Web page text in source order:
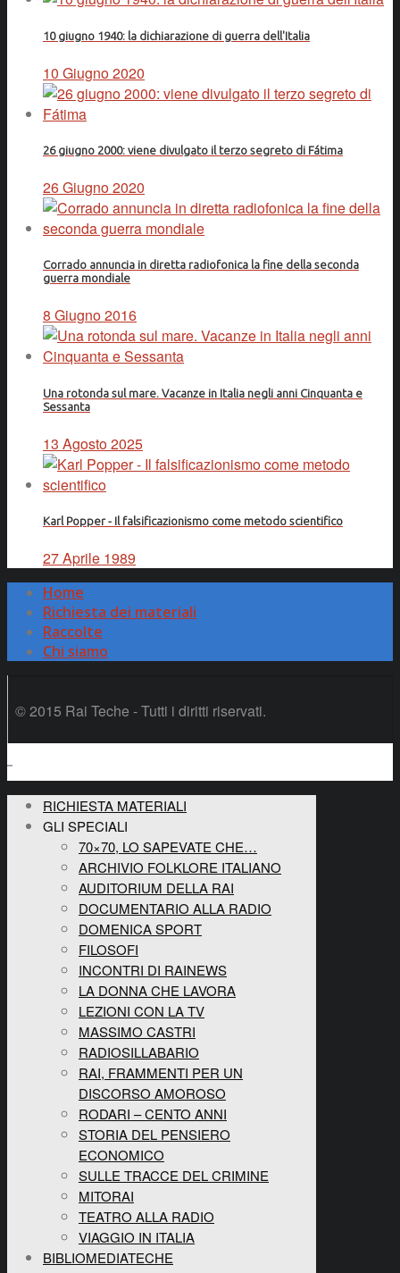
10 giugno 1940: la dichiarazione di guerra dell'Italia
10 Giugno 2020
26 giugno 2000: viene divulgato il terzo segreto di Fátima
26 Giugno 2020
Corrado annuncia in diretta radiofonica la fine della seconda
guerra mondiale
8 Giugno 2016
Una rotonda sul mare. Vacanze in Italia negli anni Cinquanta e
Sessanta
13 Agosto 2025
Karl Popper - Il falsificazionismo come metodo scientifico
27 Aprile 1989
Home
Richiesta dei materiali
Raccolte
Chi siamo
© 2015 Rai Teche - Tutti i diritti riservati.
RICHIESTA MATERIALI
GLI SPECIALI
70×70, LO SAPEVATE CHE…
ARCHIVIO FOLKLORE ITALIANO
AUDITORIUM DELLA RAI
DOCUMENTARIO ALLA RADIO
DOMENICA SPORT
FILOSOFI
INCONTRI DI RAINEWS
LA DONNA CHE LAVORA
LEZIONI CON LA TV
MASSIMO CASTRI
RADIOSILLABARIO
RAI, FRAMMENTI PER UN
DISCORSO AMOROSO
RODARI – CENTO ANNI
STORIA DEL PENSIERO
ECONOMICO
SULLE TRACCE DEL CRIMINE
MITORAI
TEATRO ALLA RADIO
VIAGGIO IN ITALIA
BIBLIOMEDIATECHE